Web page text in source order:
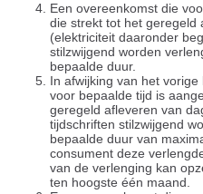
Een overeenkomst die
die strekt tot het geregeld
(elektriciteit daaronder
stilzwijgend worden
bepaalde duur.
In afwijking van het
voor bepaalde tijd is
geregeld afleveren van
tijdschriften stilzwijgend
bepaalde duur van
consument deze
van de verlenging kan
ten hoogste één maand.